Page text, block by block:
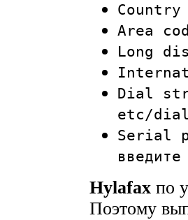
Country
Area
Long
Dial
etc/
Serial
Hylafax по
Поэтому